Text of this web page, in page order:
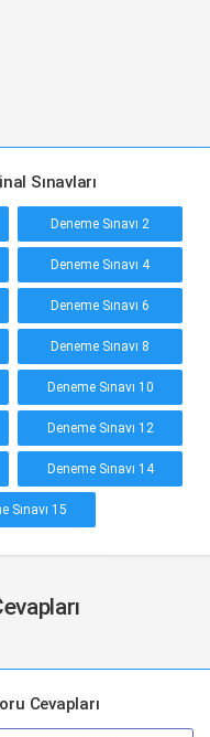
Sınavları
Deneme Sınavı 2
Deneme Sınavı 4
Deneme Sınavı 6
Deneme Sınavı 8
Deneme Sınavı 10
Deneme Sınavı 12
Deneme Sınavı 14
Sınavı 15
Cevapları